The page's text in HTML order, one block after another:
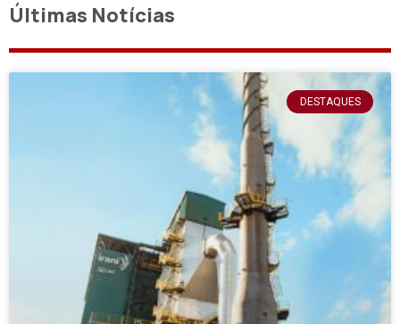
Últimas Notícias
DESTAQUES